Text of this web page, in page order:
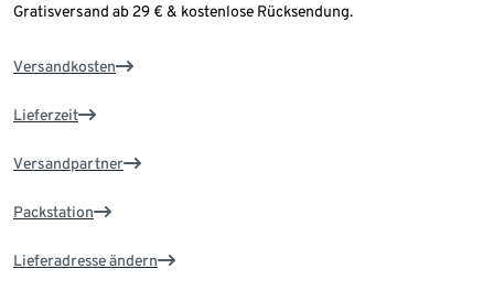
Gratisversand ab 29 € & kostenlose Rücksendung.
Versandkosten
Lieferzeit
Versandpartner
Packstation
Lieferadresse ändern